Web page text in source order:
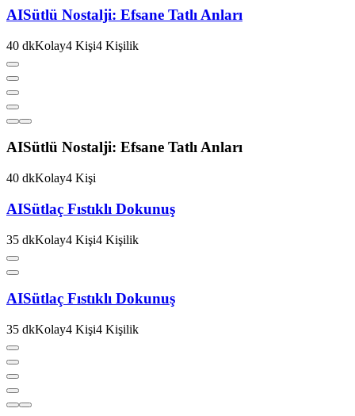
AISütlü Nostalji: Efsane Tatlı Anları
40 dkKolay4 Kişi4 Kişilik
AISütlü Nostalji: Efsane Tatlı Anları
40 dkKolay4 Kişi
AISütlaç Fıstıklı Dokunuş
35 dkKolay4 Kişi4 Kişilik
AISütlaç Fıstıklı Dokunuş
35 dkKolay4 Kişi4 Kişilik